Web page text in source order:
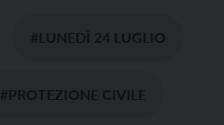
#LUNEDÌ 24 LUGLIO
#PROTEZIONE CIVILE